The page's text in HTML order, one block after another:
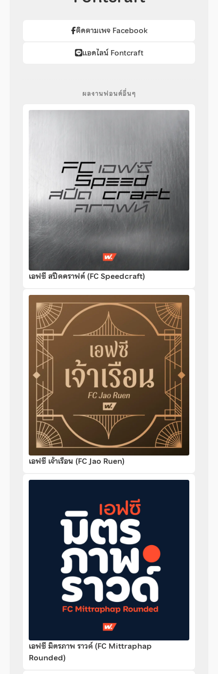
ติดตามเพจ Facebook
แอดไลน์ Fontcraft
ผลงานฟอนต์อื่นๆ
เอฟซี สปีดคราฟต์ (FC Speedcraft)
เอฟซี เจ้าเรือน (FC Jao Ruen)
เอฟซี มิตรภาพ ราวด์ (FC Mittraphap
Rounded)